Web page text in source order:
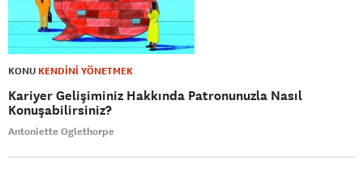
KONU KENDİNİ YÖNETMEK
Kariyer Gelişiminiz Hakkında Patronunuzla Nasıl
Konuşabilirsiniz?
Antoniette Oglethorpe